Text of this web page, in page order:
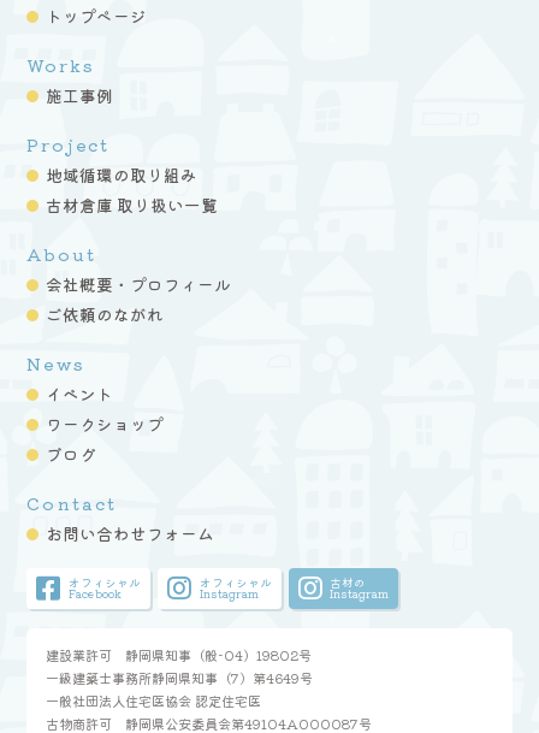
トップページ
Works
施工事例
Project
地域循環の取り組み
古材倉庫 取り扱い一覧
About
会社概要・プロフィール
ご依頼のながれ
News
イベント
ワークショップ
ブログ
Contact
お問い合わせフォーム
オフィシャル
Facebook
オフィシャル
Instagram
古材の
Instagram
建設業許可 静岡県知事（般-04）19802号
一級建築士事務所静岡県知事（7）第4649号
一般社団法人住宅医協会 認定住宅医
古物商許可 静岡県公安委員会第49104A000087号